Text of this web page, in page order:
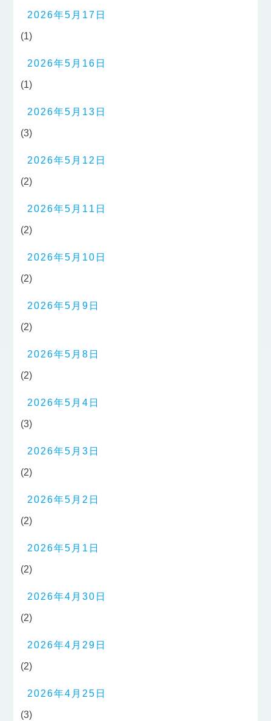
2026年5月17日
(1)
2026年5月16日
(1)
2026年5月13日
(3)
2026年5月12日
(2)
2026年5月11日
(2)
2026年5月10日
(2)
2026年5月9日
(2)
2026年5月8日
(2)
2026年5月4日
(3)
2026年5月3日
(2)
2026年5月2日
(2)
2026年5月1日
(2)
2026年4月30日
(2)
2026年4月29日
(2)
2026年4月25日
(3)